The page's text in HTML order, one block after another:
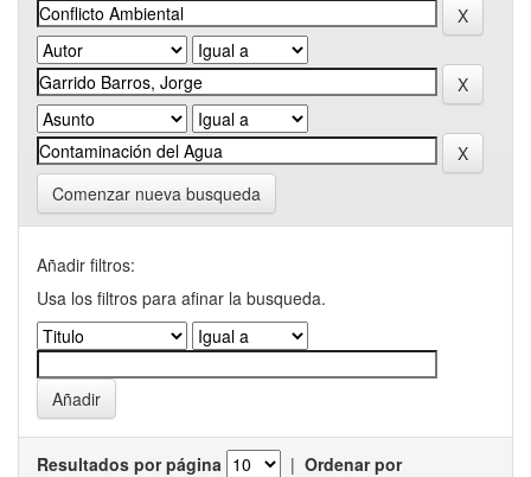
Comenzar nueva busqueda
Añadir filtros:
Usa los filtros para afinar la busqueda.
Resultados por página | Ordenar por